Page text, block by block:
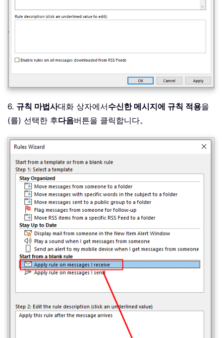
6. 규칙 마법사대화 상자에서수신한 메시지에 규칙 적용을
(를) 선택한 후다음버튼을 클릭합니다。